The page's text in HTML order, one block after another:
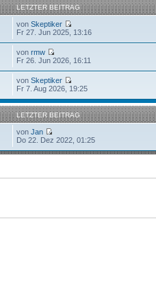
LETZTER BEITRAG
vonSkeptiker
Fr 27. Jun 2025, 13:16
vonrmw
Fr 26. Jun 2026, 16:11
vonSkeptiker
Fr 7. Aug 2026, 19:25
LETZTER BEITRAG
vonJan
Do 22. Dez 2022, 01:25